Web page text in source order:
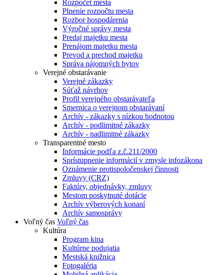
Rozpočet mesta
Plnenie rozpočtu mesta
Rozbor hospodárenia
Výročné správy mesta
Predaj majetku mesta
Prenájom majetku mesta
Prevod a prechod majetku
Správa nájomných bytov
Verejné obstarávanie
Verejné zákazky
Súťaž návrhov
Profil verejného obstarávateľa
Smernica o verejnom obstarávaní
Archív - zákazky s nízkou hodnotou
Archív - podlimitné zákazky
Archív - nadlimitné zákazky
Transparentné mesto
Informácie podľa z.č.211/2000
Sprístupnenie informácií v zmysle infozákona
Oznámenie protispoločenskej činnosti
Zmluvy (CRZ)
Faktúry, objednávky, zmluvy
Mestom poskytnuté dotácie
Archív výberových konaní
Archív samosprávy
Voľný čas Voľný čas
Kultúra
Program kina
Kultúrne podujatia
Mestská knižnica
Fotogaléria